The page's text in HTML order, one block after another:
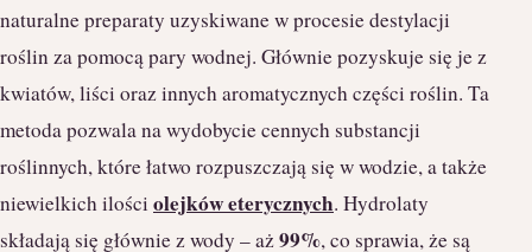
naturalne preparaty uzyskiwane w procesie destylacji
roślin za pomocą pary wodnej. Głównie pozyskuje się je z
kwiatów, liści oraz innych aromatycznych części roślin. Ta
metoda pozwala na wydobycie cennych substancji
roślinnych, które łatwo rozpuszczają się w wodzie, a także
niewielkich ilości olejków eterycznych. Hydrolaty
składają się głównie z wody – aż99%, co sprawia, że są